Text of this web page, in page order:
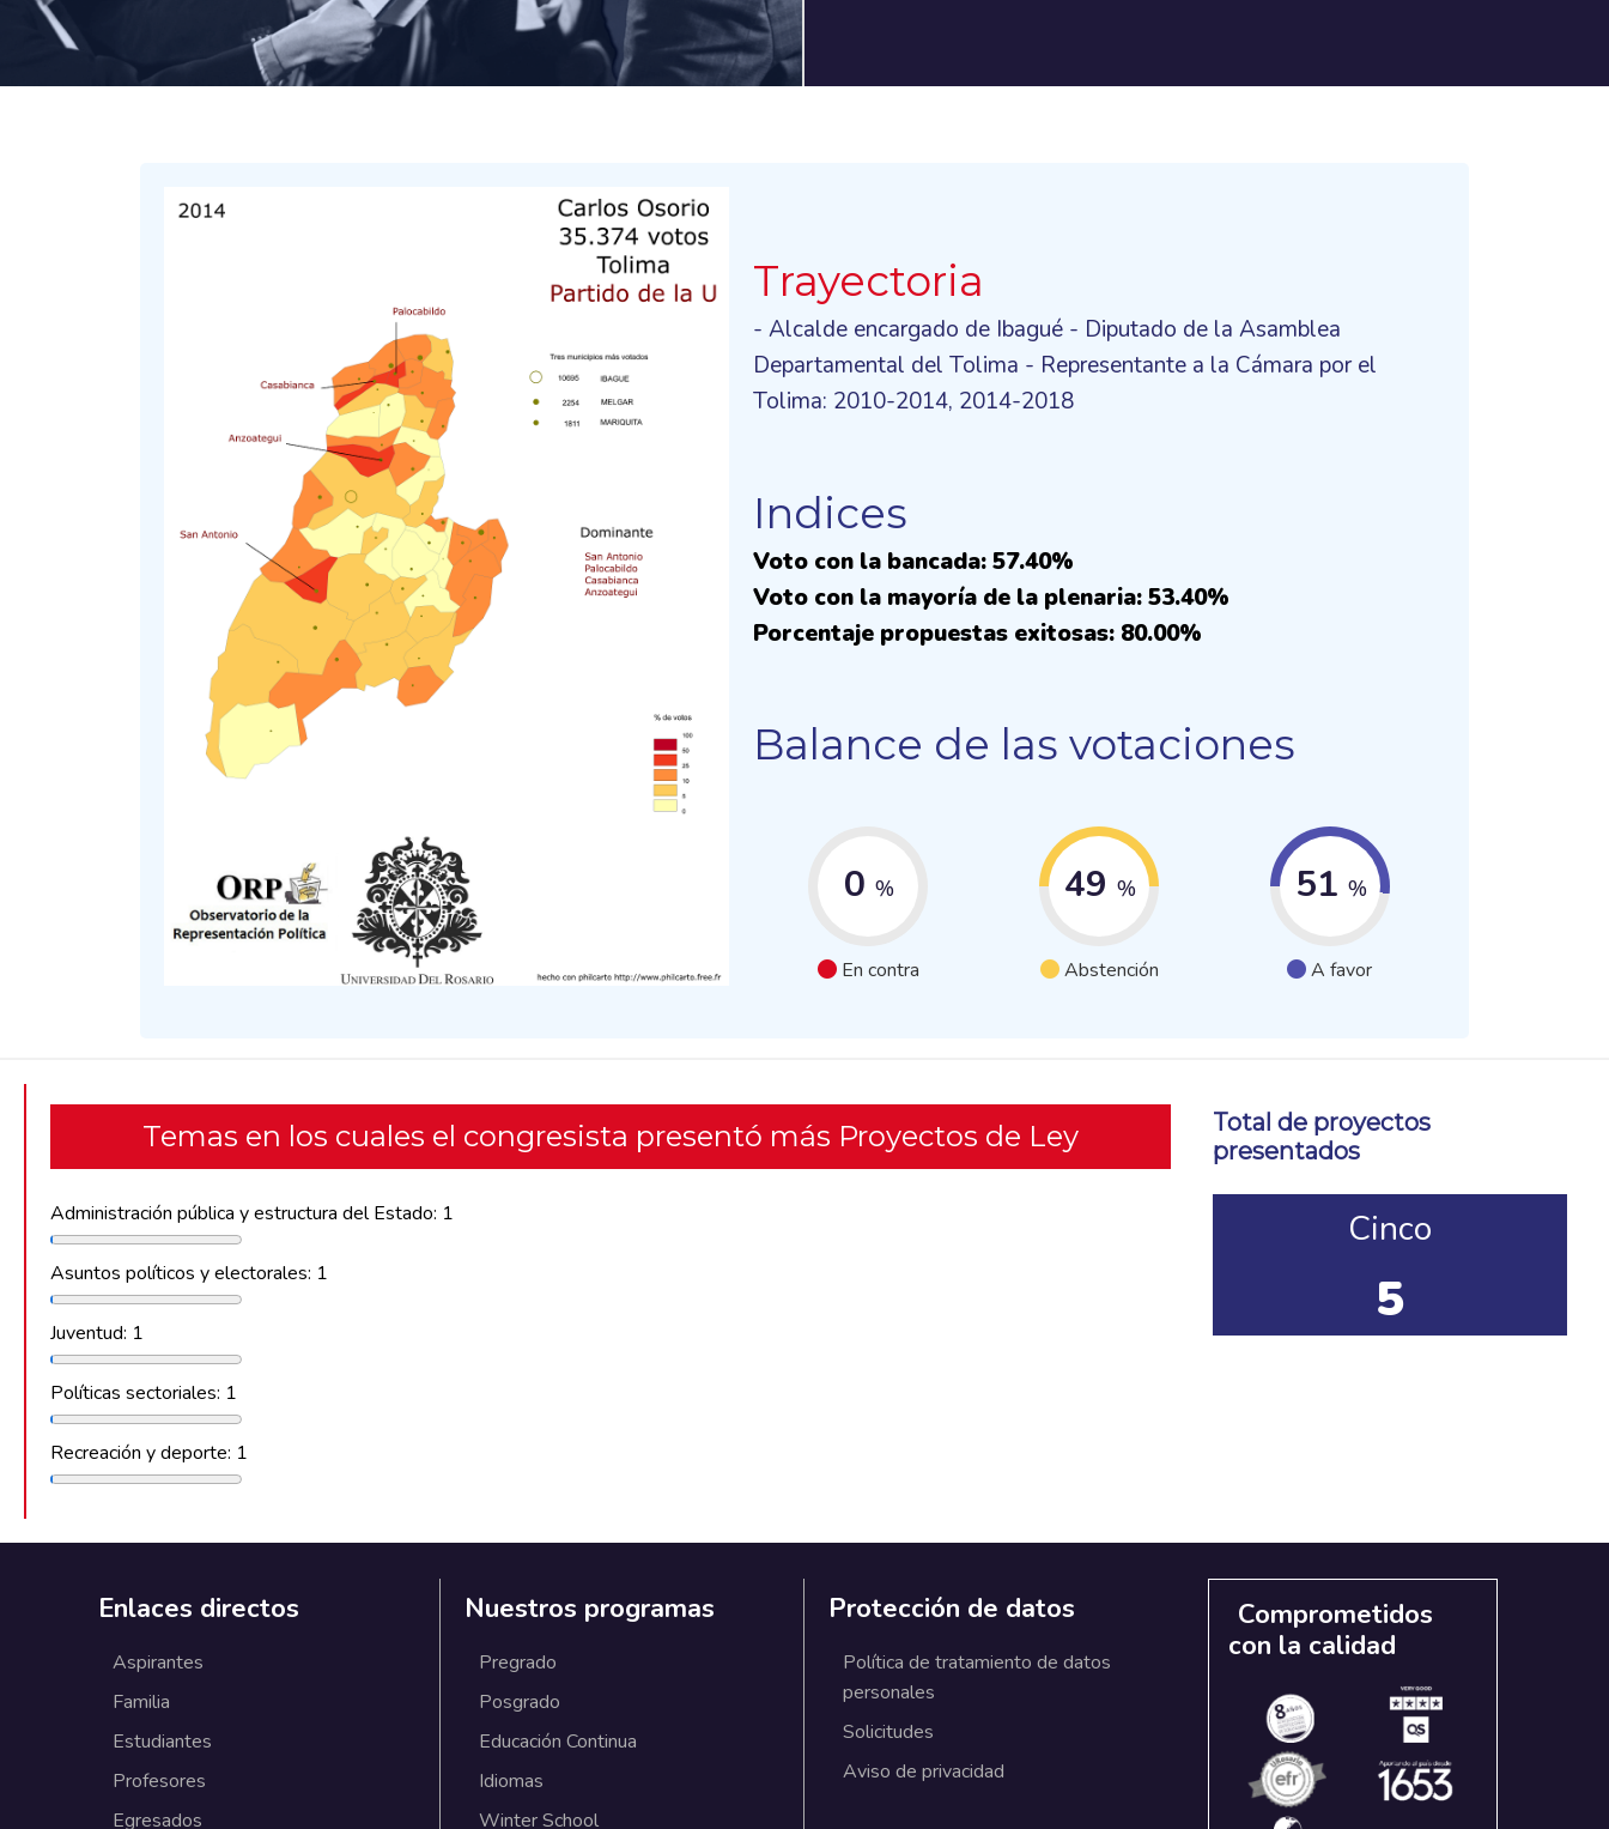
Trayectoria
- Alcalde encargado de Ibagué - Diputado de la Asamblea
Departamental del Tolima - Representante a la Cámara por el
Tolima: 2010-2014, 2014-2018
Indices
Voto con la bancada: 57.40%
Voto con la mayoría de la plenaria: 53.40%
Porcentaje propuestas exitosas: 80.00%
Balance de las votaciones
0 %
En contra
49 %
Abstención
51 %
A favor
Temas en los cuales el congresista presentó más Proyectos de Ley
Administración pública y estructura del Estado: 1
Asuntos políticos y electorales: 1
Juventud: 1
Políticas sectoriales: 1
Recreación y deporte: 1
Total de proyectos
presentados
Cinco
5
Enlaces directos
Aspirantes
Familia
Estudiantes
Profesores
Egresados
Nuestros programas
Pregrado
Posgrado
Educación Continua
Idiomas
Winter School
Protección de datos
Política de tratamiento de datos
personales
Solicitudes
Aviso de privacidad
Comprometidos
con la calidad